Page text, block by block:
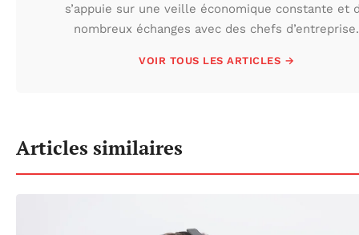
s’appuie sur une veille économique constante et
nombreux échanges avec des chefs d’entreprise.
VOIR TOUS LES ARTICLES →
Articles similaires